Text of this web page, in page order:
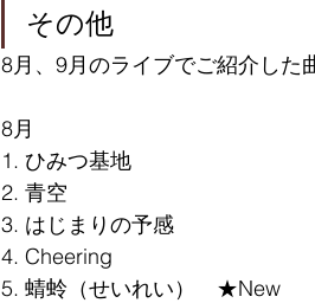
その他
8月、9月のライブでご紹介した
8月
1. ひみつ基地
2. 青空
3. はじまりの予感
4. Cheering
5. 蜻蛉（せいれい）　★New